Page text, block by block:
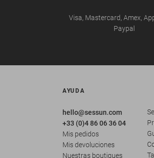
Visa, Mastercard, Amex,
Paypal
AYUDA
hello@sessun.com
+33 (0)4 86 06 36 04
Mis pedidos
Mis devoluciones
Nuestras boutiques